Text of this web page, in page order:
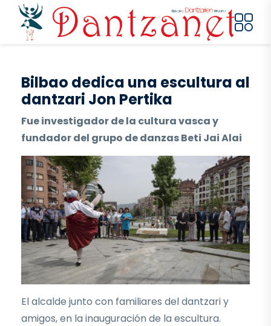
Pasar al contenido principal
Bilbao dedica una escultura al
dantzari Jon Pertika
Fue investigador de la cultura vasca y
fundador del grupo de danzas Beti Jai Alai
El alcalde junto con familiares del dantzari y
amigos, en la inauguración de la escultura.